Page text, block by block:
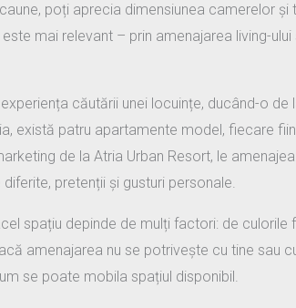
poți aprecia dimensiunea camerelor și
mai relevant – prin amenajarea living-
căutării unei locuințe, ducând-o de
există patru apartamente model, fiecare
de la Atria Urban Resort, le
pretenții și gusturi personale.
spațiu depinde de mulți factori: de culorile
amenajarea nu se potrivește cu tine sau
se poate mobila spațiul disponibil.